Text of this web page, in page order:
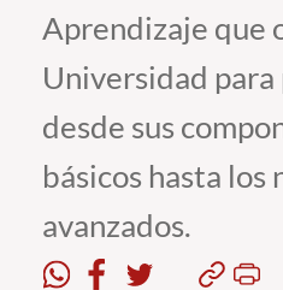
Estudiantes
Académicos
Funcionarios
Alumni
English
Aprendizaje que
Universidad para
desde sus
básicos hasta los
avanzados.